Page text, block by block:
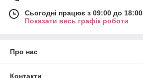
Сьогодні працює з 09:00 до 18:00
Показати весь графік роботи
Про нас
Контакти